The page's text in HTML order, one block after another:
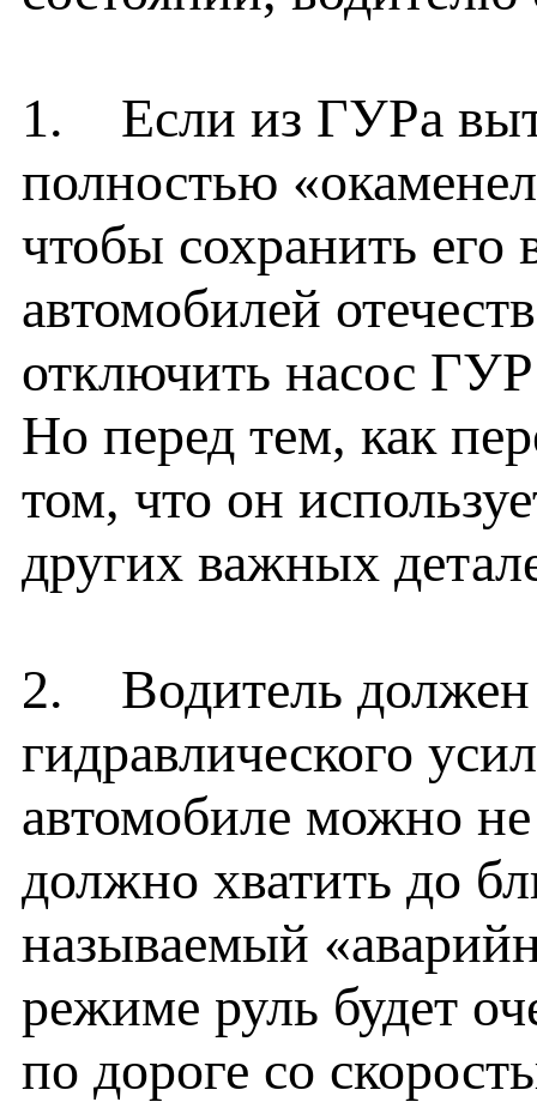
1. Если из ГУРа
полностью
чтобы сохранить
автомобилей
отключить насос
Но перед тем, как
том, что он
других важных
2. Водитель должен
гидравлического
автомобиле можно
должно хватить до
называемый
режиме руль будет
по дороге со